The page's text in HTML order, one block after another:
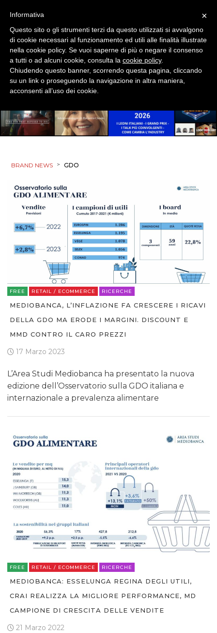
BRAND NEWS > GDO
FREE RETAIL / ECOMMERCE RICERCHE
MEDIOBANCA, L’INFLAZIONE FA CRESCERE I RICAVI
DELLA GDO MA ERODE I MARGINI. DISCOUNT E
MMD CONTRO IL CARO PREZZI
17 Marzo 2023
L’Area Studi Mediobanca ha presentato la nuova
edizione dell’Osservatorio sulla GDO italiana e
internazionale a prevalenza alimentare
FREE RETAIL / ECOMMERCE RICERCHE
MEDIOBANCA: ESSELUNGA REGINA DEGLI UTILI,
CRAI REALIZZA LA MIGLIORE PERFORMANCE, MD
CAMPIONE DI CRESCITA DELLE VENDITE
21 Marzo 2022
×
Informativa
Questo sito o gli strumenti terzi da questo utilizzati si avvalgono
di cookie necessari al funzionamento ed utili alle finalità illustrate
nella cookie policy. Se vuoi saperne di più o negare il consenso
a tutti o ad alcuni cookie, consulta la cookie policy.
Chiudendo questo banner, scorrendo questa pagina, cliccando
su un link o proseguendo la navigazione in altra maniera,
acconsenti all’uso dei cookie.